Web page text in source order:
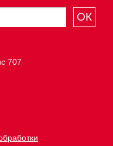
ОК
707